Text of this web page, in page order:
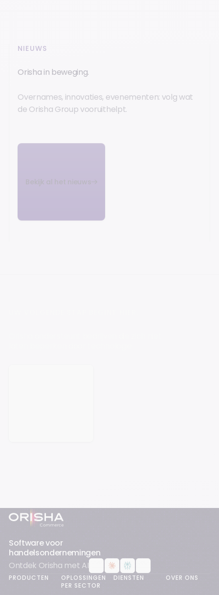
NIEUWS
Orisha in beweging.
Overnames, innovaties, evenementen: volg wat
de Orisha Group vooruithelpt.
Bekijk al het nieuws
Footer
Software voor
handelsondernemingen
Ontdek Orisha met AI
PRODUCTEN
OPLOSSINGEN
PER SECTOR
DIENSTEN OVER ONS